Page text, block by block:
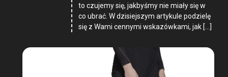
to czujemy się, jakbyśmy nie miały się w
co ubrać. W dzisiejszym artykule podzielę
się z Wami cennymi wskazówkami, jak […]